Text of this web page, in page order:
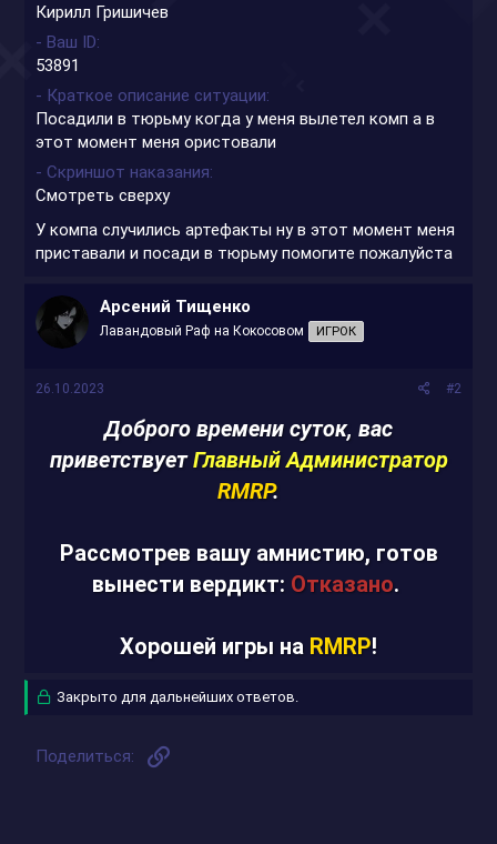
Кирилл Гришичев
- Ваш ID
53891
- Краткое описание ситуации
Посадили в тюрьму когда у меня вылетел комп а в
этот момент меня ористовали
- Скриншот наказания
Смотреть сверху
У компа случились артефакты ну в этот момент меня
приставали и посади в тюрьму помогите пожалуйста
Арсений Тищенко
Лавандовый Раф на Кокосовом ИГРОК
26.10.2023 #2
Доброго времени суток, вас
приветствуетГлавный Администратор
RMRP.
Рассмотрев вашу амнистию, готов
вынести вердикт: Отказано.
Хорошей игры на RMRP!
Закрыто для дальнейших ответов.
Поделиться: